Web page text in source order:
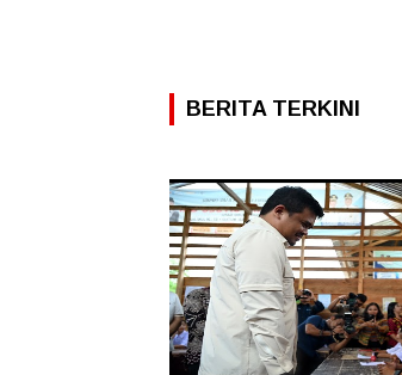
BERITA TERKINI